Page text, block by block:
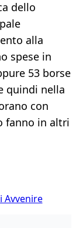
dello
alla
spese in
53 borse
quindi nella
con
fanno in altri
Avvenire